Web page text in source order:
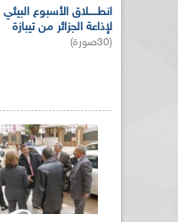
انطـــــلاق الأسبوع البيئي
لإذاعة الجزائر من تيبازة
(30صورة)